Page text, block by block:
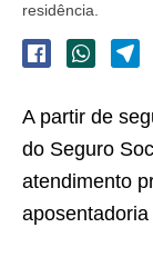
residência.
A partir de
do Seguro
atendimento